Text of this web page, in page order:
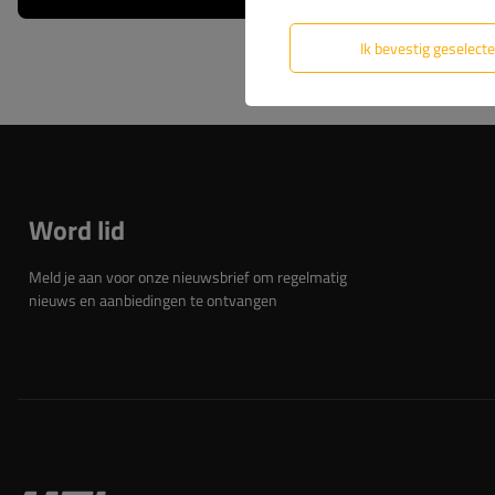
Word lid
Meld je aan voor onze nieuwsbrief om regelmatig
nieuws en aanbiedingen te ontvangen
Ik bevestig